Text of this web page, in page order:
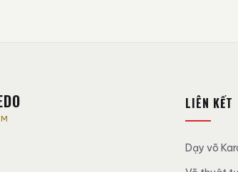
LIÊN KẾT
Dạy võ